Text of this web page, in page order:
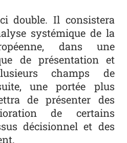
double. Il consistera
systémique de la
dans une
de présentation et
champs de
une portée plus
de présenter des
de certains
décisionnel et des